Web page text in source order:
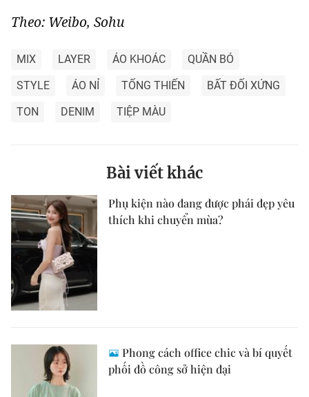
Theo: Weibo, Sohu
MIX LAYER ÁO KHOÁC
QUẦN BÓ
STYLE
ÁO NỈ TỐNG THIẾN
BẤT ĐỐI XỨNG
TON
DENIM TIỆP MÀU
Bài viết khác
Phụ kiện nào đang được phái đẹp yêu
thích khi chuyển mùa?
Phong cách office chic và bí quyết
phối đồ công sở hiện đại